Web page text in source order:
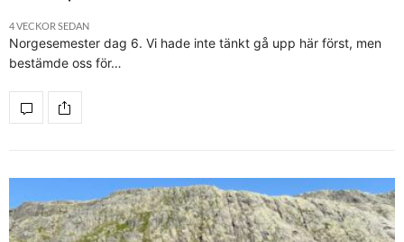
4 VECKOR SEDAN
Norgesemester dag 6. Vi hade inte tänkt gå upp här först, men
bestämde oss för…